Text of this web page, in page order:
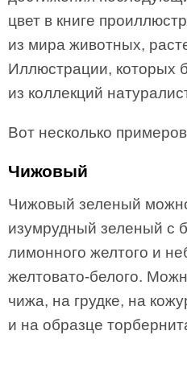
цвет в книге
из мира животных,
Иллюстрации, которых
из коллекций
Вот несколько
Чижовый
Чижовый зеленый
изумрудный зеленый с
лимонного желтого и
желтовато-белого.
чижа, на грудке, на
и на образце